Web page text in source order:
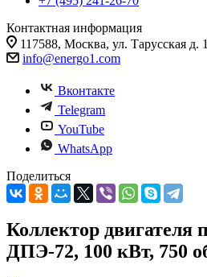
Контактная информация
117588, Москва, ул. Тарусская д.
info@energo1.com
Вконтакте
Telegram
YouTube
WhatsApp
Поделиться
Коллектор двигателя
ДПЭ-72, 100 кВт, 750